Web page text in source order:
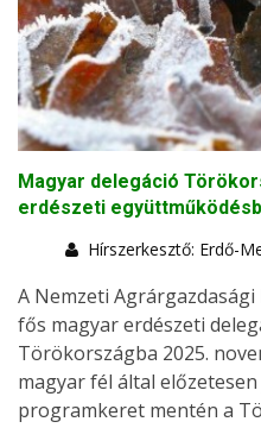
Magyar delegáció
erdészeti
Hírszerkesztő: Erdő-
A Nemzeti
fős magyar erdészeti
Törökországba 2025.
magyar fél által
programkeret mentén a